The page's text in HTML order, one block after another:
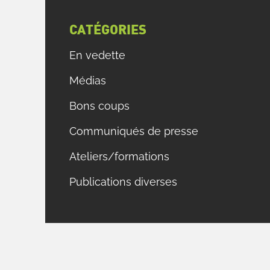
CATÉGORIES
En vedette
Médias
Bons coups
Communiqués de presse
Ateliers/formations
Publications diverses